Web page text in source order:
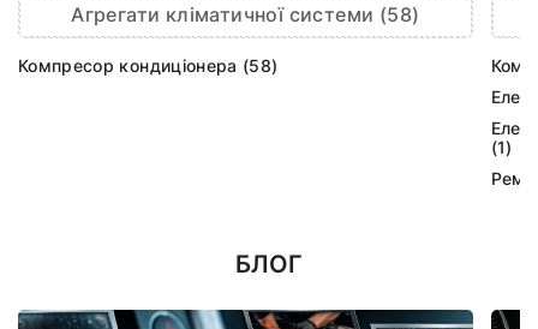
Агрегати кліматичної системи (58)
Компресор кондиціонера (58)
(1)
БЛОГ